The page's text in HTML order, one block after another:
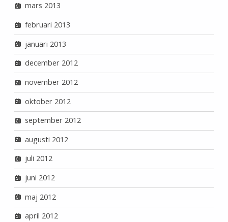
mars 2013
februari 2013
januari 2013
december 2012
november 2012
oktober 2012
september 2012
augusti 2012
juli 2012
juni 2012
maj 2012
april 2012